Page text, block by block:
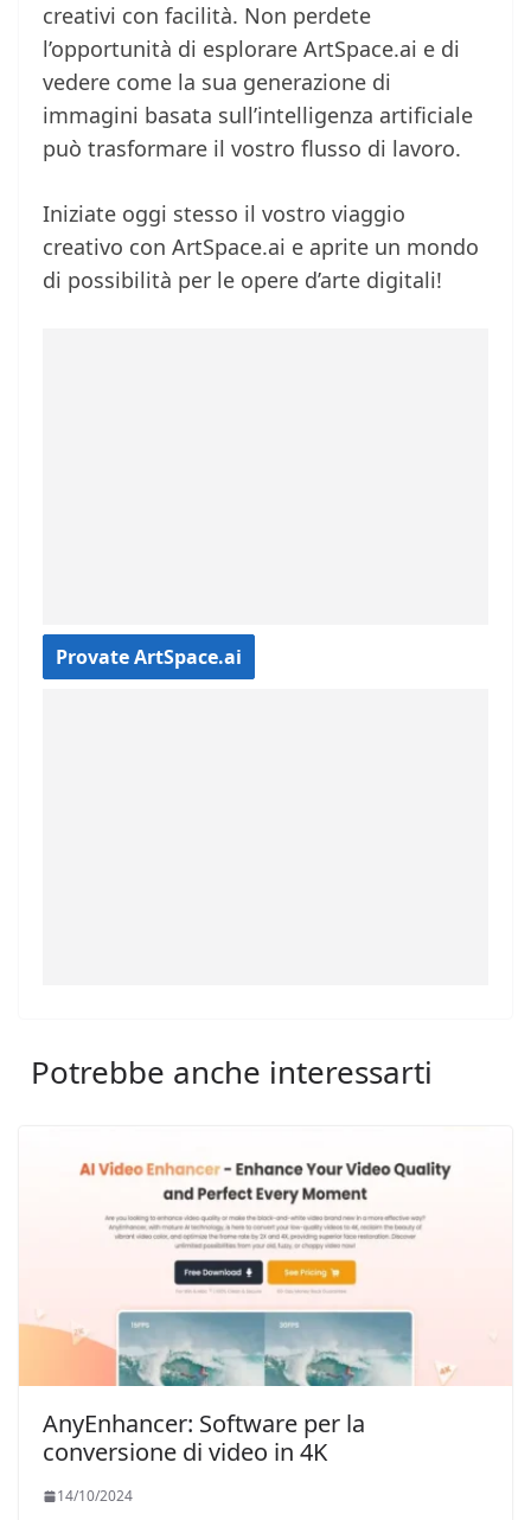
creativi con facilità. Non perdete
l’opportunità di esplorare ArtSpace.ai e di
vedere come la sua generazione di
immagini basata sull’intelligenza artificiale
può trasformare il vostro flusso di lavoro.
Iniziate oggi stesso il vostro viaggio
creativo con ArtSpace.ai e aprite un mondo
di possibilità per le opere d’arte digitali!
Provate ArtSpace.ai
Potrebbe anche interessarti
AnyEnhancer: Software per la
conversione di video in 4K
14/10/2024